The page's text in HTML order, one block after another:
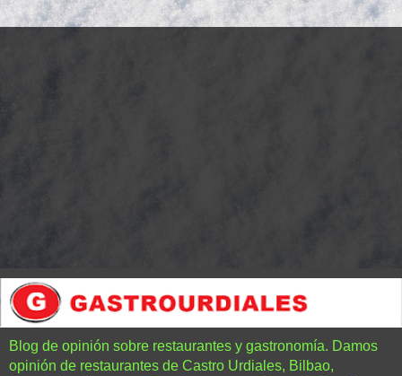
Blog de opinión sobre restaurantes y gastronomía. Damos
opinión de restaurantes de Castro Urdiales, Bilbao,